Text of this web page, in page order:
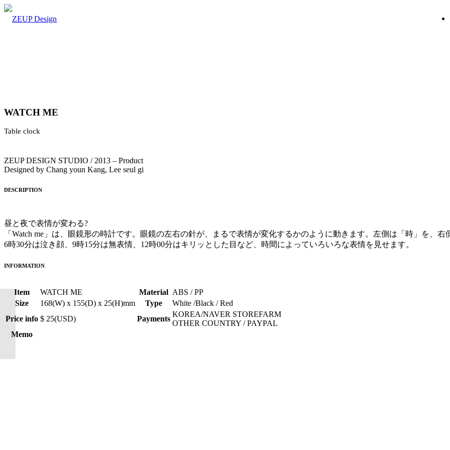
WATCH ME
Table clock
ZEUP DESIGN STUDIO / 2013 – Product
Designed by Chang youn Kang, Lee seul gi
DESCRIPTION
昼と夜で表情が変わる?
「Watch me」は、眼鏡形の時計です。眼鏡の左右の針が、まるで表情が変化するかのように動きます。左側は「時」を、右
6時30分は泣き顔、9時15分は無表情、12時00分はキリッとした目など、時間によっていろいろな表情を見せます。
INFORMATION
Item WATCH ME Material ABS / PP
Size
168(W) x 155(D) x 25(H)mm Type
White /Black / Red
Price info $ 25(USD) Payments
KOREA/NAVER STOREFARM
OTHER COUNTRY / PAYPAL
Memo
ZAMIZARI(jp)